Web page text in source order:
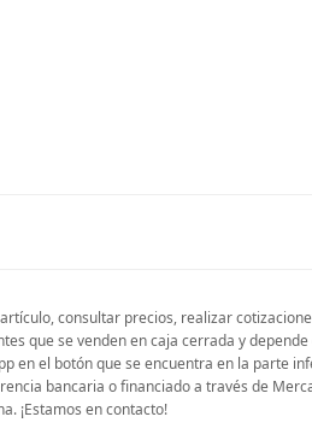
consultar precios, realizar
que se venden en caja cerrada y
en el botón que se encuentra en la parte
bancaria o financiado a través de
¡Estamos en contacto!